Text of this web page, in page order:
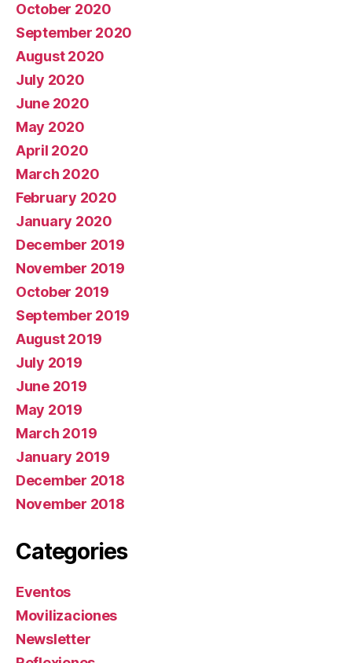
October 2020
September 2020
August 2020
July 2020
June 2020
May 2020
April 2020
March 2020
February 2020
January 2020
December 2019
November 2019
October 2019
September 2019
August 2019
July 2019
June 2019
May 2019
March 2019
January 2019
December 2018
November 2018
Categories
Eventos
Movilizaciones
Newsletter